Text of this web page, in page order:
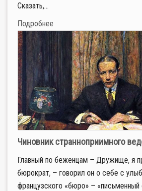
Сказать,...
Подробнее
Чиновник странноприимного
Главный по беженцам – Дружище, я
бюрократ, – говорил он о себе с
французского «бюро» – «письменный